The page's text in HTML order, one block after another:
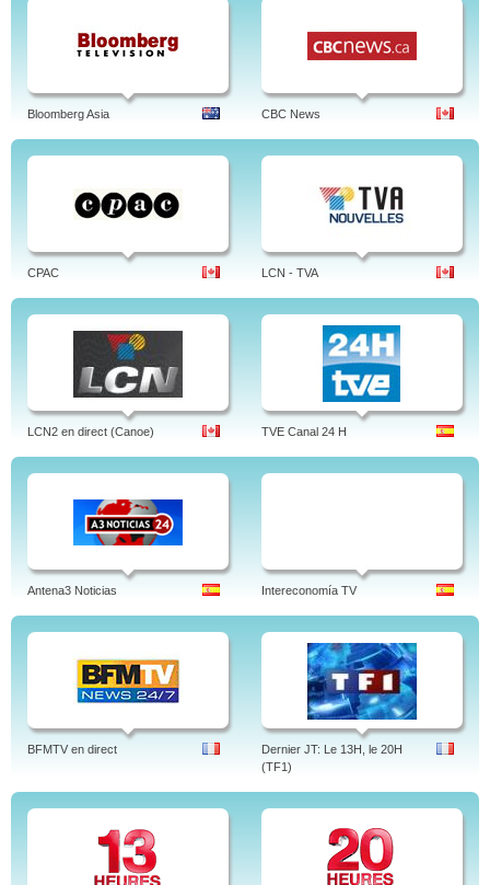
Bloomberg Asia CBC News
CPAC LCN - TVA
LCN2 en direct (Canoe) TVE Canal 24 H
Antena3 Noticias Intereconomía TV
BFMTV en direct
Dernier JT: Le 13H, le 20H
(TF1)